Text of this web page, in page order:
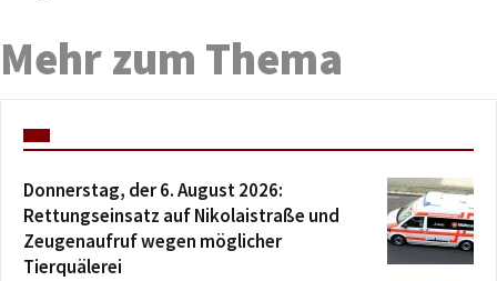
Mehr zum Thema
Donnerstag, der 6. August 2026:
Rettungseinsatz auf Nikolaistraße und
Zeugenaufruf wegen möglicher
Tierquälerei